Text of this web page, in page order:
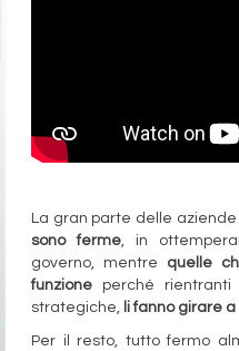
La gran parte delle
sono ferme, in
governo, mentre quelle
funzione perché rientranti
strategiche, li fanno girare
Per il resto, tutto fermo